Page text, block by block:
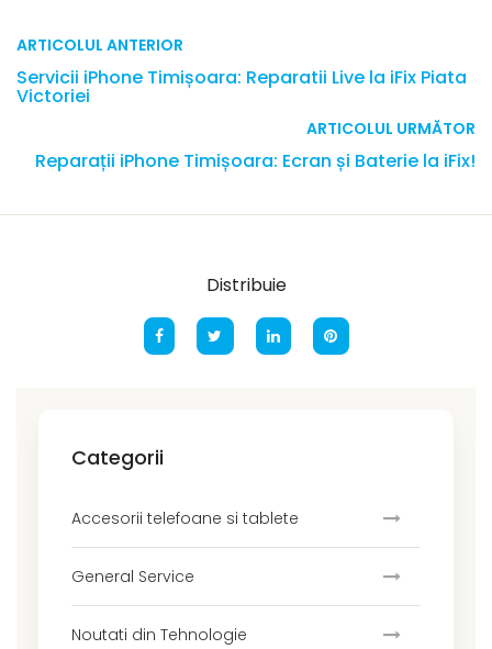
ARTICOLUL ANTERIOR
Servicii iPhone Timișoara: Reparatii Live la iFix Piata
Victoriei
ARTICOLUL URMĂTOR
Reparații iPhone Timișoara: Ecran și Baterie la iFix!
Distribuie
Categorii
Accesorii telefoane si tablete
General Service
Noutati din Tehnologie